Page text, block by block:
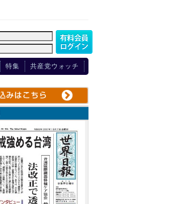
特集 共産党ウォッチ